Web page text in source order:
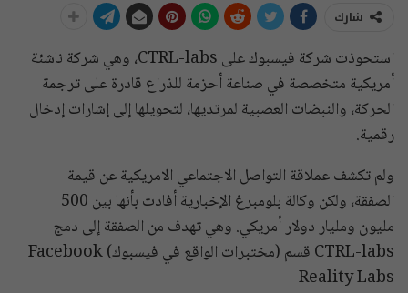
شارك
استحوذت شركة فيسبوك على CTRL-labs، وهي شركة ناشئة
أمريكية متخصصة في صناعة أحزمة للذراع قادرة على ترجمة
الحركة، والنبضات العصبية لمرتديها، لتحويلها إلى إشارات إدخال
رقمية.
ولم تكشف عملاقة التواصل الاجتماعي الامريكية عن قيمة
الصفقة، ولكن وكالة بلومبرغ الإخبارية أفادت بأنها بين 500
مليون ومليار دولار أمريكي. وهي تهدف من الصفقة إلى دمج
CTRL-labs قسم (مختبرات الواقع في فيسبوك) Facebook
Reality Labs